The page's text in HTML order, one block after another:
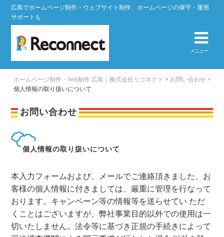
広島でホームページ制作・ウェブサイト制作、ホームページの保守・運用
サポートも
メニュー
ホームページ制作・Web制作 広島｜株式会社リコネクト > お問い合わせ >
個人情報の取り扱いについて
お問い合わせ
個人情報の取り扱いについて
本入力フォームおよび、メールでご連絡頂きました、お
客様の個人情報に付きましては、厳重に管理を行なって
おります。キャンペーン等の情報等を送らせてい ただ
くことはございますが、弊社事業目的以外での使用は一
切いたしません。法令等に基づき正規の手続きによって